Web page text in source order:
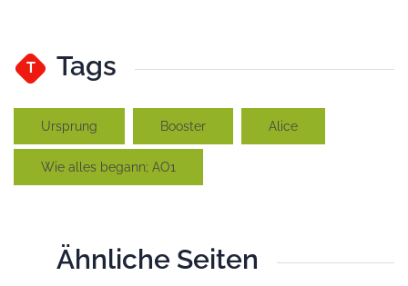
T Tags
Ursprung Booster Alice
Wie alles begann; AO1
Ähnliche Seiten